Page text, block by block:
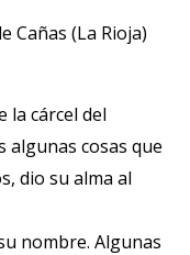
Cañas (La Rioja)
la cárcel del
algunas cosas que
dio su alma al
nombre. Algunas